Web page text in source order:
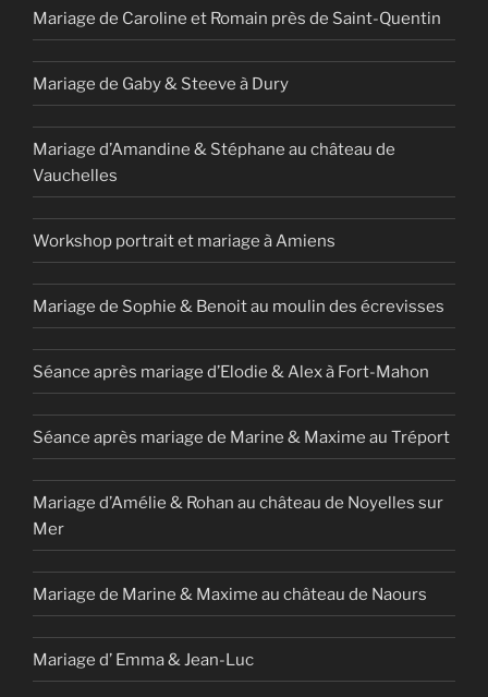
Mariage de Caroline et Romain près de Saint-Quentin
Mariage de Gaby & Steeve à Dury
Mariage d’Amandine & Stéphane au château de
Vauchelles
Workshop portrait et mariage à Amiens
Mariage de Sophie & Benoit au moulin des écrevisses
Séance après mariage d’Elodie & Alex à Fort-Mahon
Séance après mariage de Marine & Maxime au Tréport
Mariage d’Amélie & Rohan au château de Noyelles sur
Mer
Mariage de Marine & Maxime au château de Naours
Mariage d’ Emma & Jean-Luc